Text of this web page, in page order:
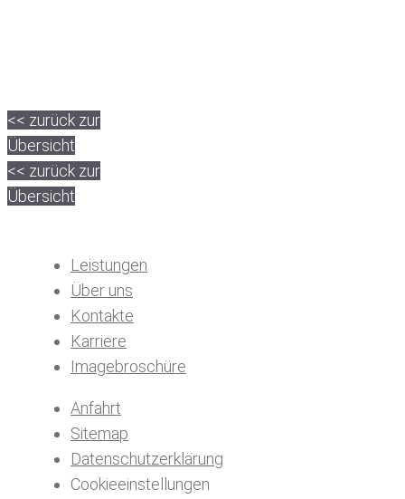
<< zurück zur
Übersicht
<< zurück zur
Übersicht
Leistungen
Über uns
Kontakte
Karriere
Imagebroschüre
Anfahrt
Sitemap
Datenschutzerklärung
Cookieeinstellungen